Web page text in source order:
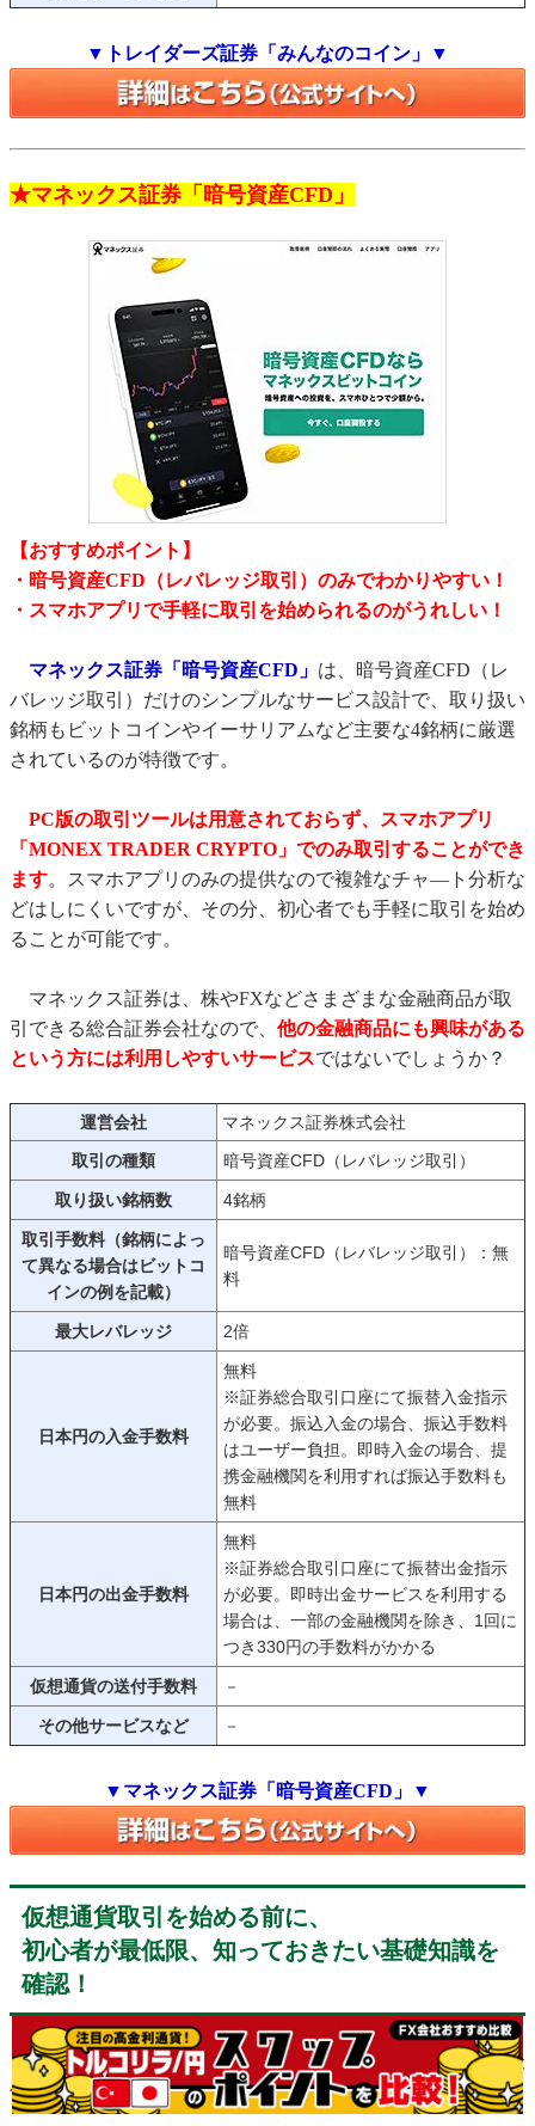
▼トレイダーズ証券「みんなのコイン」▼
★マネックス証券「暗号資産CFD」
【おすすめポイント】
・暗号資産CFD（レバレッジ取引）のみでわかりやすい！
・スマホアプリで手軽に取引を始められるのがうれしい！
マネックス証券「暗号資産CFD」 は、暗号資産CFD（レ
バレッジ取引）だけのシンプルなサービス設計で、取り扱い
銘柄もビットコインやイーサリアムなど主要な4銘柄に厳選
されているのが特徴です。
PC版の取引ツールは用意されておらず、スマホアプリ
「MONEX TRADER CRYPTO」でのみ取引することができ
ます。スマホアプリのみの提供なので複雑なチャ―ト分析な
どはしにくいですが、その分、初心者でも手軽に取引を始め
ることが可能です。
マネックス証券は、株やFXなどさまざまな金融商品が取
引できる総合証券会社なので、 他の金融商品にも興味がある
という方には利用しやすいサービスではないでしょうか？
運営会社
マネックス証券株式会社
取引の種類
暗号資産CFD（レバレッジ取引）
取り扱い銘柄数 4銘柄
取引手数料（銘柄によっ
て異なる場合はビットコ
インの例を記載）
暗号資産CFD（レバレッジ取引）：無
料
最大レバレッジ 2倍
日本円の入金手数料
無料
※証券総合取引口座にて振替入金指示
が必要。振込入金の場合、振込手数料
はユーザー負担。即時入金の場合、提
携金融機関を利用すれば振込手数料も
無料
日本円の出金手数料
無料
※証券総合取引口座にて振替出金指示
が必要。即時出金サービスを利用する
場合は、一部の金融機関を除き、1回に
つき330円の手数料がかかる
仮想通貨の送付手数料 －
その他サービスなど －
▼マネックス証券「暗号資産CFD」▼
仮想通貨取引を始める前に、
初心者が最低限、知っておきたい基礎知識を
確認！
ここでは、初心者が仮想通貨取引を始めるにあたって、最
低限、知っておきたい情報を、基礎知識として紹介します。